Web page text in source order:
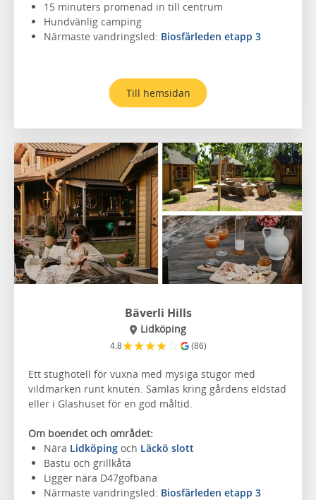
15 minuters promenad in till centrum
Hundvänlig camping
Närmaste vandringsled: Biosfärleden etapp 3
Till hemsidan
Bäverli Hills
Lidköping
4.8★★★★☆ (86)
Ett stughotell för vuxna med mysiga stugor med
vildmarken runt knuten. Samlas kring gårdens eldstad
eller i Glashuset för en god måltid.
Om boendet och området:
Nära Lidköping och Läckö slott
Bastu och grillkåta
Ligger nära D47gofbana
Närmaste vandringsled: Biosfärleden etapp 3